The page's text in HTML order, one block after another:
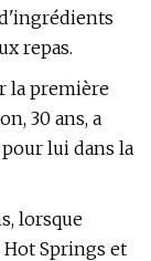
repas.
la première
30 ans, a
lui dans la
lorsque
Springs et